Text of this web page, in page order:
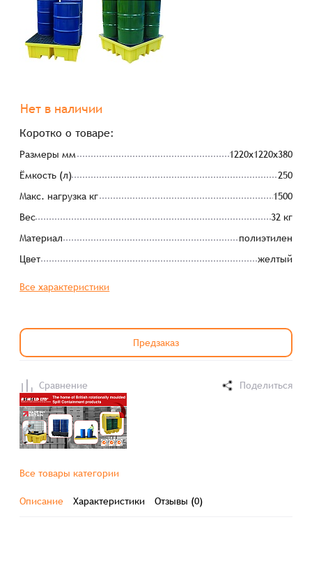
Нет в наличии
Коротко о товаре:
Размеры мм
1220x1220x380
Ёмкость (л)
250
Макс. нагрузка кг
1500
Вес
32 кг
Материал
полиэтилен
Цвет
желтый
Все характеристики
Предзаказ
Сравнение Поделиться
Все товары категории
Описание Характеристики Отзывы (0)